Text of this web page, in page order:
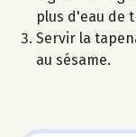
plus d'eau de
Servir la
au sésame.